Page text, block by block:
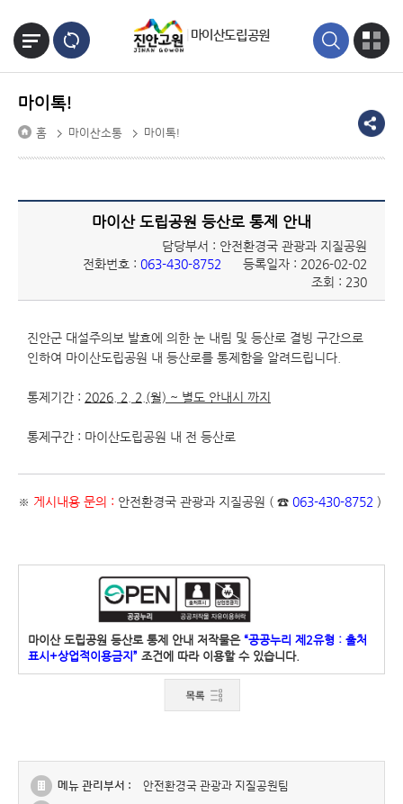
마이산도립공원
마이톡!
홈 마이산소통 마이톡!
마이산 도립공원 등산로 통제 안내
담당부서 : 안전환경국 관광과 지질공원
전화번호 : 063-430-8752
등록일자 : 2026-02-02
조회 : 230
진안군 대설주의보 발효에 의한 눈 내림 및 등산로 결빙 구간으로
인하여 마이산도립공원 내 등산로를 통제함을 알려드립니다.
통제기간 : 2026. 2. 2.(월) ~ 별도 안내시 까지
통제구간 : 마이산도립공원 내 전 등산로
※ 게시내용 문의 : 안전환경국 관광과 지질공원 ( ☎ 063-430-8752 )
마이산 도립공원 등산로 통제 안내 저작물은 “공공누리 제2유형 : 출처
표시+상업적이용금지” 조건에 따라 이용할 수 있습니다.
메뉴 관리부서 :
안전환경국 관광과 지질공원팀